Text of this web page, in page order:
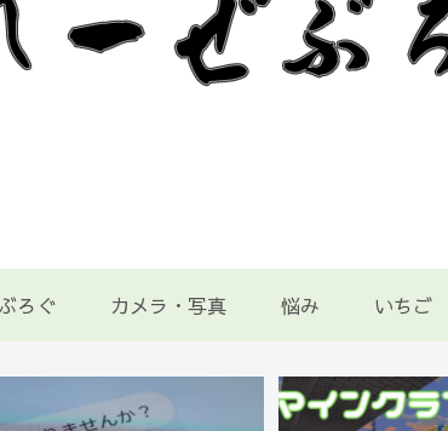
ろぐ カメラ・写真 悩み いちご